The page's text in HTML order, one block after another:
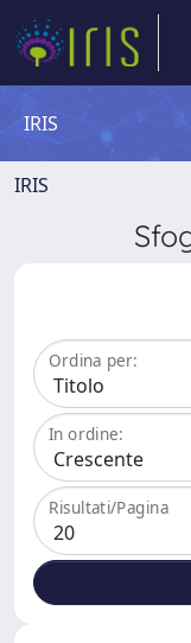
IRIS
IRIS
Ordina per:
In ordine:
Risultati/Pagina